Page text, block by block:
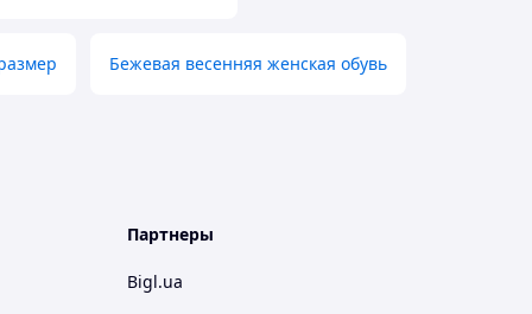
Бежевая весенняя женская обувь
Партнеры
Bigl.ua